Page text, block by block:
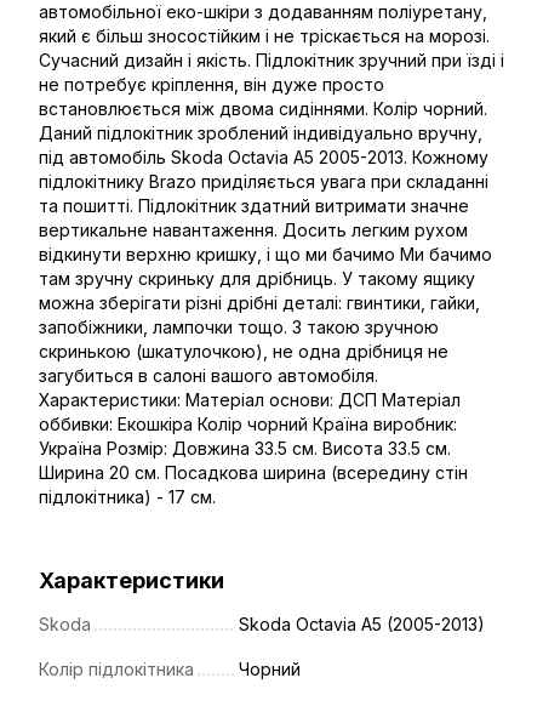
автомобільної еко-шкіри з додаванням поліуретану,
який є більш зносостійким і не тріскається на морозі.
Сучасний дизайн і якість. Підлокітник зручний при їзді і
не потребує кріплення, він дуже просто
встановлюється між двома сидіннями. Колір чорний.
Даний підлокітник зроблений індивідуально вручну,
під автомобіль Skoda Octavia A5 2005-2013. Кожному
підлокітнику Brazo приділяється увага при складанні
та пошитті. Підлокітник здатний витримати значне
вертикальне навантаження. Досить легким рухом
відкинути верхню кришку, і що ми бачимо Ми бачимо
там зручну скриньку для дрібниць. У такому ящику
можна зберігати різні дрібні деталі: гвинтики, гайки,
запобіжники, лампочки тощо. З такою зручною
скринькою (шкатулочкою), не одна дрібниця не
загубиться в салоні вашого автомобіля.
Характеристики: Матеріал основи: ДСП Матеріал
оббивки: Екошкіра Колір чорний Країна виробник:
Україна Розмір: Довжина 33.5 см. Висота 33.5 см.
Ширина 20 см. Посадкова ширина (всередину стін
підлокітника) - 17 см.
Характеристики
Skoda Skoda Octavia A5 (2005-2013)
Колір підлокітника Чорний